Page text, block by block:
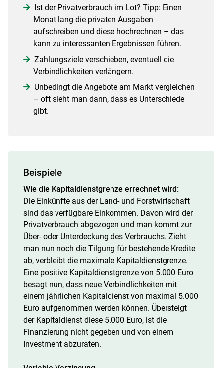
Ist der Privatverbrauch im Lot? Tipp: Einen
Monat lang die privaten Ausgaben
aufschreiben und diese hochrechnen – das
kann zu interessanten Ergebnissen führen.
Zahlungsziele verschieben, eventuell die
Verbindlichkeiten verlängern.
Unbedingt die Angebote am Markt vergleichen
– oft sieht man dann, dass es Unterschiede
gibt.
Beispiele
Wie die Kapitaldienstgrenze errechnet wird:
Die Einkünfte aus der Land- und Forstwirtschaft
sind das verfügbare Einkommen. Davon wird der
Privatverbrauch abgezogen und man kommt zur
Über- oder Unterdeckung des Verbrauchs. Zieht
man nun noch die Tilgung für bestehende Kredite
ab, verbleibt die maximale Kapitaldienstgrenze.
Eine positive Kapitaldienstgrenze von 5.000 Euro
besagt nun, dass neue Verbindlichkeiten mit
einem jährlichen Kapitaldienst von maximal 5.000
Euro aufgenommen werden können. Übersteigt
der Kapitaldienst diese 5.000 Euro, ist die
Finanzierung nicht gegeben und von einem
Investment abzuraten.